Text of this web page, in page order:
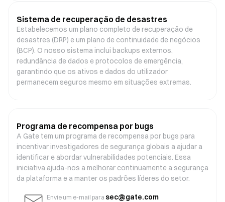
Sistema de recuperação de desastres
Estabelecemos um plano completo de recuperação de
desastres (DRP) e um plano de continuidade de negócios
(BCP). O nosso sistema inclui backups externos,
redundância de dados e protocolos de emergência,
garantindo que os ativos e dados do utilizador
permanecem seguros mesmo em situações extremas.
Programa de recompensa por bugs
A Gate tem um programa de recompensa por bugs para
incentivar investigadores de segurança globais a ajudar a
identificar e abordar vulnerabilidades potenciais. Essa
iniciativa ajuda-nos a melhorar continuamente a segurança
da plataforma e a manter os padrões líderes do setor.
Envie um e-mail para sec@gate.com